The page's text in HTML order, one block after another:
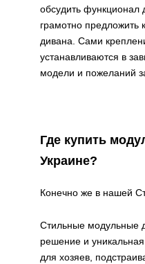
обсудить функционал
грамотно предложить
дивана. Сами
устанавливаются в
модели и пожеланий
Где купить
Украине?
Конечно же в нашей
Стильные модульные
решение и
для хозяев,